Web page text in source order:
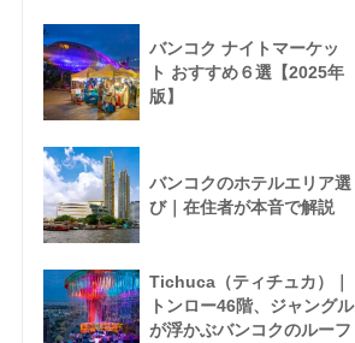
バンコク ナイトマーケッ
ト おすすめ６選【2025年
版】
バンコクのホテルエリア選
び｜在住者が本音で解説
Tichuca（ティチュカ）｜
トンロー46階、ジャングル
が浮かぶバンコクのルーフ